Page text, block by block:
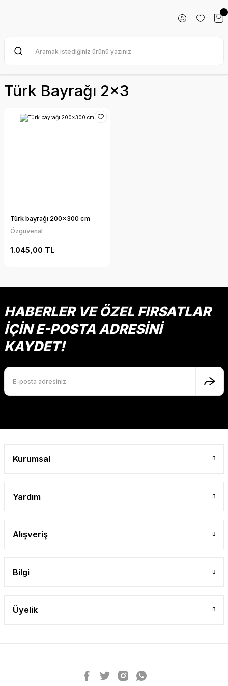
Türk Bayrağı 2x3
Türk bayrağı 200x300 cm
Özgüvenal
1.045,00 TL
HABERLER VE ÖZEL FIRSATLAR
İÇİN E-POSTA ADRESİNİ
KAYDET!
Kurumsal
Yardım
Alışveriş
Bilgi
Üyelik